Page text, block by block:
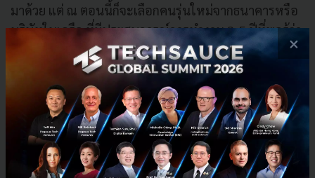
มาด้วย แต่ ณ ตอนนี้ก็จะเลือกคนรุ่นใหม่จากธนาคารหรือ
บริษัทในเครือ ที่มีประสบการณ์การทำงาน 3-5 ปีที่พอรู้ว่า
องค์กรและธุรกิจของเราเป็นอย่างไรเข้ามา หนึ่งเลยต้องมี
Attitude ที่ดี คือ ปกติทางธนาคารเราจะทำ Internal
Survey โดยจะมี Engagement Score ถ้าเขามีสูงแสดงว่า
เขารักในองค์กร นอกเหนือจากนี้ยังมีเรื่องของในเวลาที่
ประเมิน Performance มี Ranking ที่ดี แต่ไม่ว่าจะเป็นการ
คัดเลือกจากในองค์กรหรือนอกองค์กร Attitude ที่ดีเป็น
สิ่งสำคัญที่ต้องมี ต้องเชื่อว่าสิ่งที่เปลี่ยนแปลงจะก่อให้เกิด
×